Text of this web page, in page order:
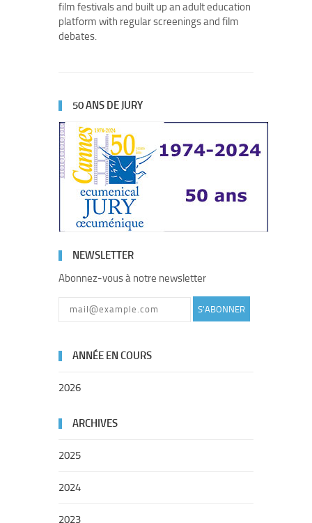
film festivals and built up an adult education
platform with regular screenings and film
debates.
50 ANS DE JURY
NEWSLETTER
Abonnez-vous à notre newsletter
S'ABONNER
ANNÉE EN COURS
2026
ARCHIVES
2025
2024
2023